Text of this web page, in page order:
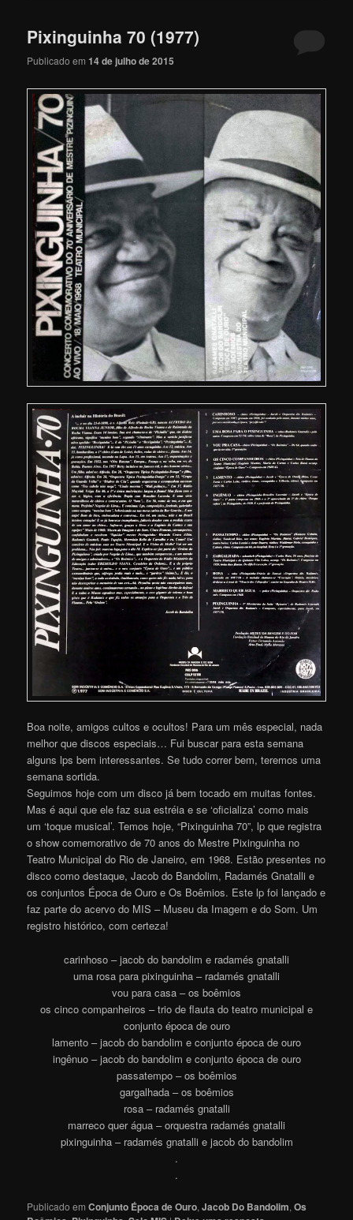
Pixinguinha 70 (1977)
Publicado em14 de julho de 2015
Boa noite, amigos cultos e ocultos! Para um mês especial, nada
melhor que discos especiais… Fui buscar para esta semana
alguns lps bem interessantes. Se tudo correr bem, teremos uma
semana sortida.
Seguimos hoje com um disco já bem tocado em muitas fontes.
Mas é aqui que ele faz sua estréia e se ‘oficializa’ como mais
um ‘toque musical’. Temos hoje, “Pixinguinha 70”, lp que registra
o show comemorativo de 70 anos do Mestre Pixinguinha no
Teatro Municipal do Rio de Janeiro, em 1968. Estão presentes no
disco como destaque, Jacob do Bandolim, Radamés Gnatalli e
os conjuntos Época de Ouro e Os Boêmios. Este lp foi lançado e
faz parte do acervo do MIS – Museu da Imagem e do Som. Um
registro histórico, com certeza!
carinhoso – jacob do bandolim e radamés gnatalli
uma rosa para pixinguinha – radamés gnatalli
vou para casa – os boêmios
os cinco companheiros – trio de flauta do teatro municipal e
conjunto época de ouro
lamento – jacob do bandolim e conjunto época de ouro
ingênuo – jacob do bandolim e conjunto época de ouro
passatempo – os boêmios
gargalhada – os boêmios
rosa – radamés gnatalli
marreco quer água – orquestra radamés gnatalli
pixinguinha – radamés gnatalli e jacob do bandolim
.
.
Publicado em Conjunto Época de Ouro,Jacob Do Bandolim,Os